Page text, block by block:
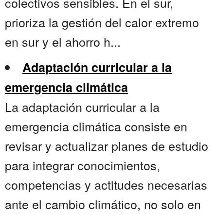
prioriza la gestión del calor extremo
en sur y el ahorro h...
Adaptación curricular a la
emergencia climática
La adaptación curricular a la
emergencia climática consiste en
revisar y actualizar planes de estudio
para integrar conocimientos,
competencias y actitudes necesarias
ante el cambio climático, no solo en